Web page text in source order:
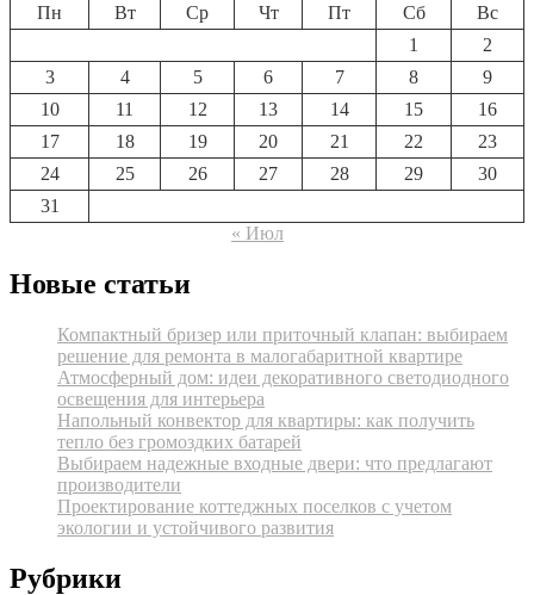
Пн
Вт Ср Чт Пт Сб
Вс
1
2
3
4 5 6 7 8
9
10
11 12 13 14 15
16
17
18 19 20 21 22
23
24
25 26 27 28 29
30
31
« Июл
Новые статьи
Компактный бризер или приточный клапан: выбираем
решение для ремонта в малогабаритной квартире
Атмосферный дом: идеи декоративного светодиодного
освещения для интерьера
Напольный конвектор для квартиры: как получить
тепло без громоздких батарей
Выбираем надежные входные двери: что предлагают
производители
Проектирование коттеджных поселков с учетом
экологии и устойчивого развития
Рубрики